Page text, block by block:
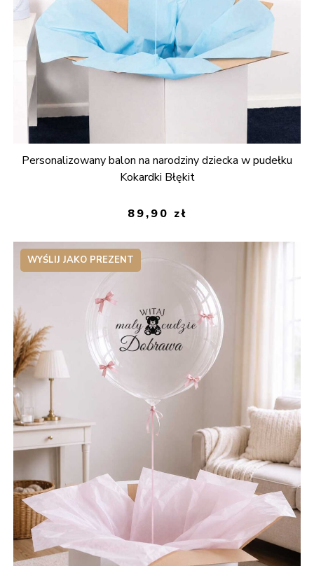
Personalizowany balon na narodziny dziecka w pudełku
Kokardki Błękit
89,90 zł
WYŚLIJ JAKO PREZENT